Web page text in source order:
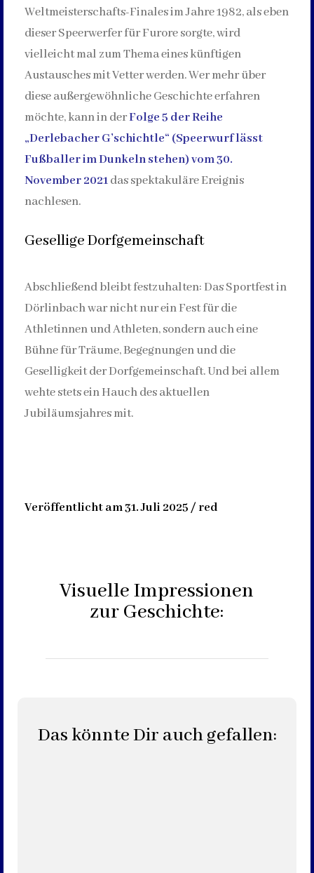
Weltmeisterschafts-Finales im Jahre 1982, als eben
dieser Speerwerfer für Furore sorgte, wird
vielleicht mal zum Thema eines künftigen
Austausches mit Vetter werden. Wer mehr über
diese außergewöhnliche Geschichte erfahren
möchte, kann in derFolge 5 der Reihe
„Derlebacher G’schichtle“ (Speerwurf lässt
Fußballer im Dunkeln stehen) vom 30.
November 2021das spektakuläre Ereignis
nachlesen.
Gesellige Dorfgemeinschaft
Abschließend bleibt festzuhalten: Das Sportfest in
Dörlinbach war nicht nur ein Fest für die
Athletinnen und Athleten, sondern auch eine
Bühne für Träume, Begegnungen und die
Geselligkeit der Dorfgemeinschaft. Und bei allem
wehte stets ein Hauch des aktuellen
Jubiläumsjahres mit.
Veröffentlicht am 31. Juli 2025 / red
Visuelle Impressionen
zur Geschichte:
Das könnte Dir auch gefallen: